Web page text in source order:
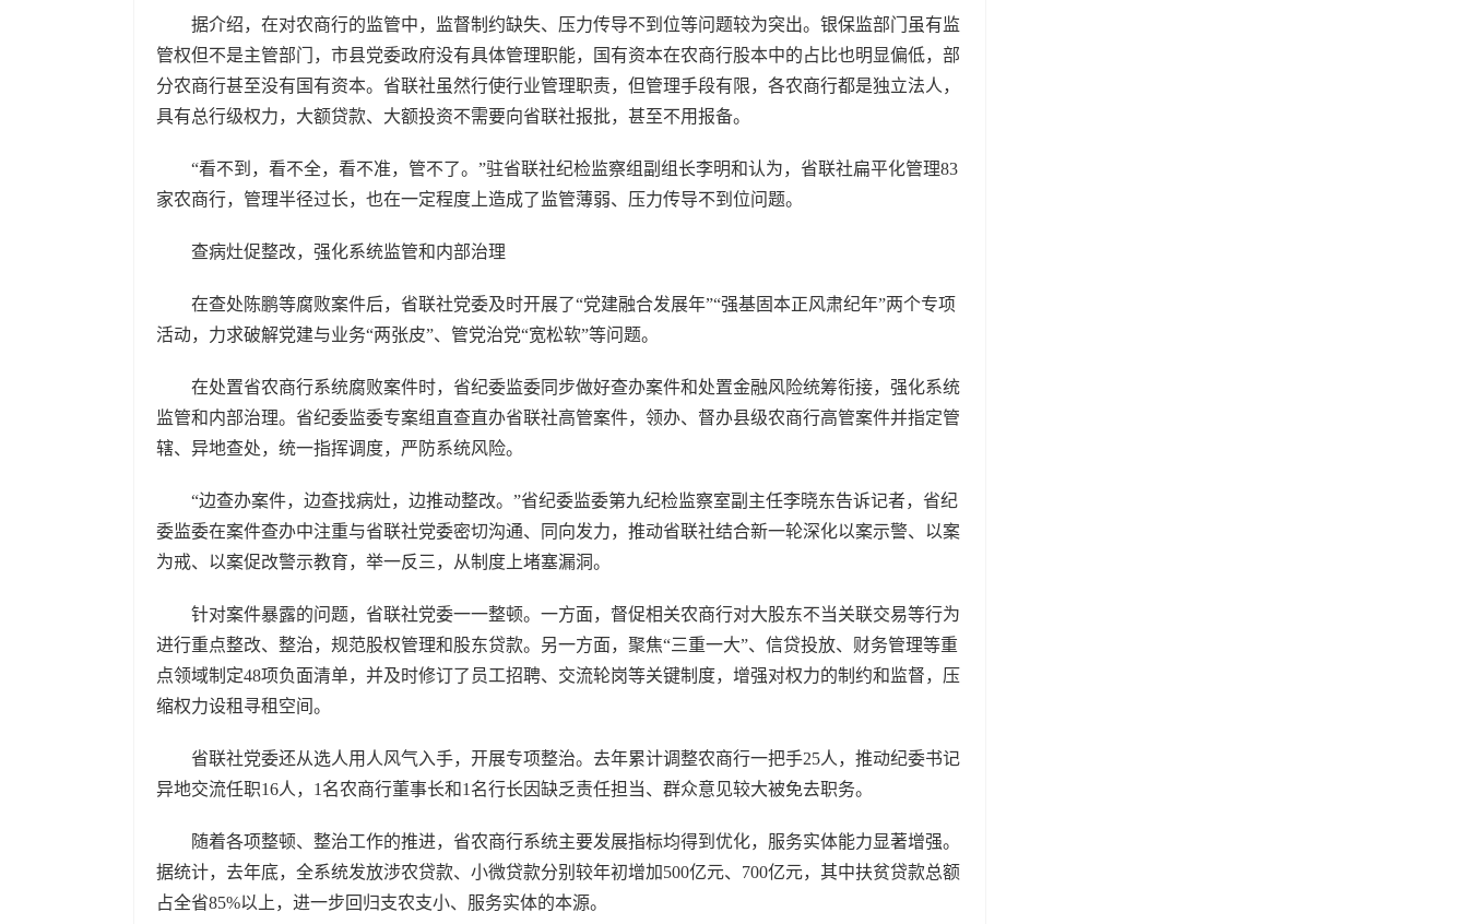
据介绍，在对农商行的监管中，监督制约缺失、压力传导不到位等问题较为突出。银保监部门虽有监
管权但不是主管部门，市县党委政府没有具体管理职能，国有资本在农商行股本中的占比也明显偏低，部
分农商行甚至没有国有资本。省联社虽然行使行业管理职责，但管理手段有限，各农商行都是独立法人，
具有总行级权力，大额贷款、大额投资不需要向省联社报批，甚至不用报备。
“看不到，看不全，看不准，管不了。”驻省联社纪检监察组副组长李明和认为，省联社扁平化管理83
家农商行，管理半径过长，也在一定程度上造成了监管薄弱、压力传导不到位问题。
查病灶促整改，强化系统监管和内部治理
在查处陈鹏等腐败案件后，省联社党委及时开展了“党建融合发展年”“强基固本正风肃纪年”两个专项
活动，力求破解党建与业务“两张皮”、管党治党“宽松软”等问题。
在处置省农商行系统腐败案件时，省纪委监委同步做好查办案件和处置金融风险统筹衔接，强化系统
监管和内部治理。省纪委监委专案组直查直办省联社高管案件，领办、督办县级农商行高管案件并指定管
辖、异地查处，统一指挥调度，严防系统风险。
“边查办案件，边查找病灶，边推动整改。”省纪委监委第九纪检监察室副主任李晓东告诉记者，省纪
委监委在案件查办中注重与省联社党委密切沟通、同向发力，推动省联社结合新一轮深化以案示警、以案
为戒、以案促改警示教育，举一反三，从制度上堵塞漏洞。
针对案件暴露的问题，省联社党委一一整顿。一方面，督促相关农商行对大股东不当关联交易等行为
进行重点整改、整治，规范股权管理和股东贷款。另一方面，聚焦“三重一大”、信贷投放、财务管理等重
点领域制定48项负面清单，并及时修订了员工招聘、交流轮岗等关键制度，增强对权力的制约和监督，压
缩权力设租寻租空间。
省联社党委还从选人用人风气入手，开展专项整治。去年累计调整农商行一把手25人，推动纪委书记
异地交流任职16人，1名农商行董事长和1名行长因缺乏责任担当、群众意见较大被免去职务。
随着各项整顿、整治工作的推进，省农商行系统主要发展指标均得到优化，服务实体能力显著增强。
据统计，去年底，全系统发放涉农贷款、小微贷款分别较年初增加500亿元、700亿元，其中扶贫贷款总额
占全省85%以上，进一步回归支农支小、服务实体的本源。